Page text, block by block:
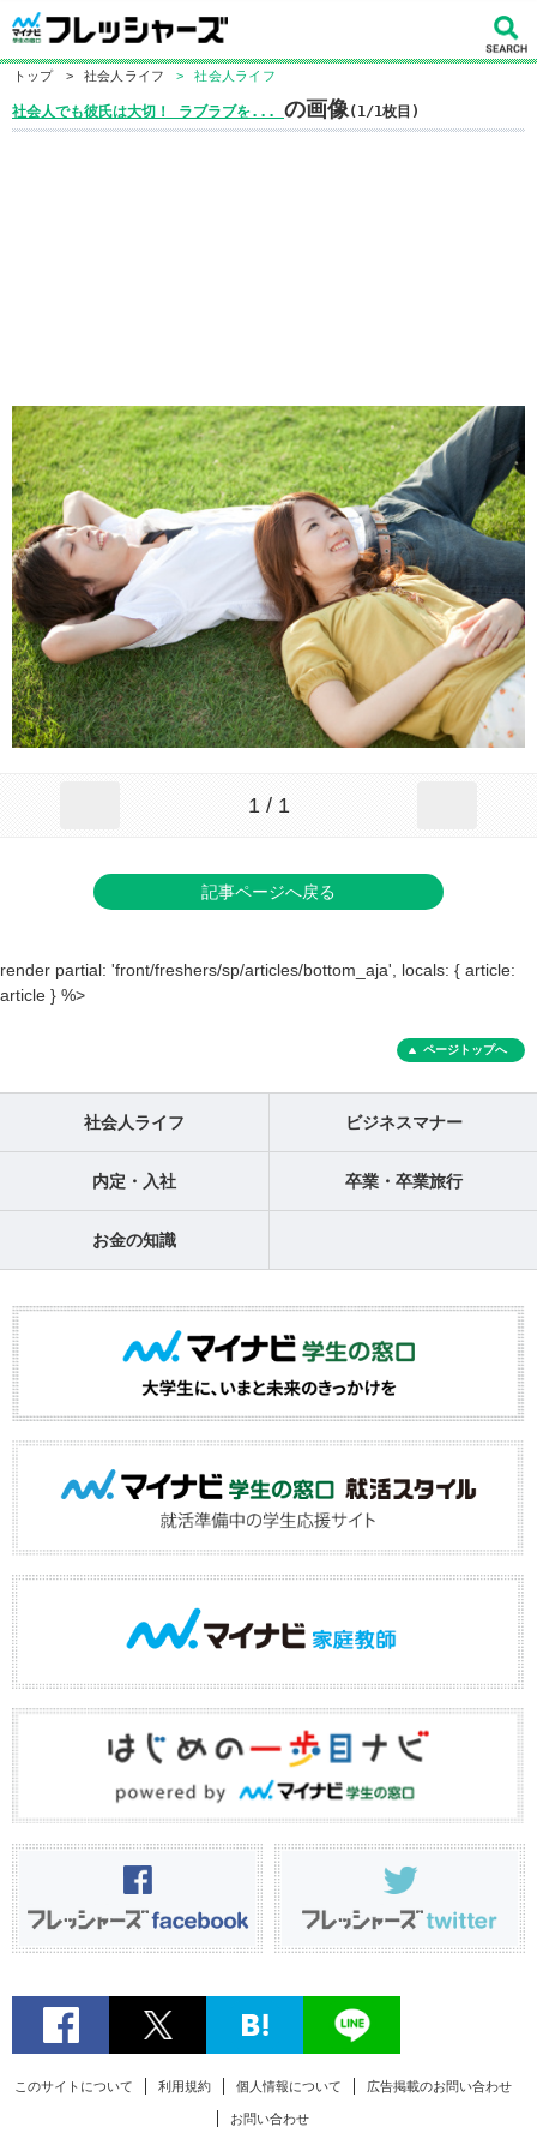
トップ > 社会人ライフ > 社会人ライフ
社会人でも彼氏は大切！ ラブラブを... の画像(1/1枚目)
1 / 1
記事ページへ戻る
render partial: 'front/freshers/sp/articles/bottom_aja', locals: { article:
article } %>
ページトップへ
社会人ライフ ビジネスマナー
内定・入社 卒業・卒業旅行
お金の知識
このサイトについて 利用規約 個人情報について 広告掲載のお問い合わせ
お問い合わせ